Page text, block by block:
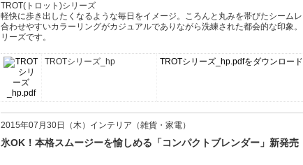
TROT(トロット)シリーズ
軽快に歩き出したくなるような毎日をイメージ。ころんと丸みを帯びたシーム
合わせやすいカラーリングがカジュアルでありながら洗練された都会的な印象
リーズです。
TROTシリーズ_hp TROTシリーズ_hp.pdfをダウンロード
2015年07月30日（木）インテリア（雑貨・家電）
氷OK！本格スムージーを愉しめる「コンパクトブレンダー」新発売